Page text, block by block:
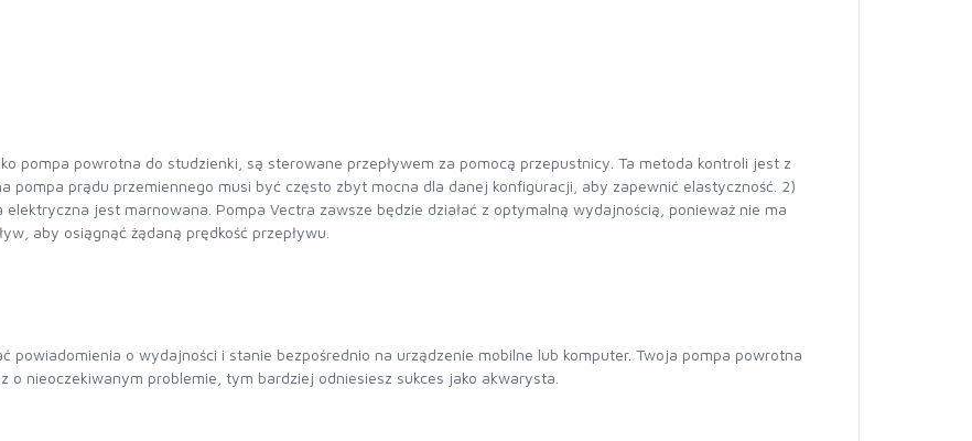
pompa powrotna do studzienki, są sterowane przepływem za pomocą przepustnicy. Ta metoda kontroli jest z
pompa prądu przemiennego musi być często zbyt mocna dla danej konfiguracji, aby zapewnić elastyczność. 2)
jest marnowana. Pompa Vectra zawsze będzie działać z optymalną wydajnością, ponieważ nie ma
aby osiągnąć żądaną prędkość przepływu.
powiadomienia o wydajności i stanie bezpośrednio na urządzenie mobilne lub komputer. Twoja pompa powrotna
o nieoczekiwanym problemie, tym bardziej odniesiesz sukces jako akwarysta.